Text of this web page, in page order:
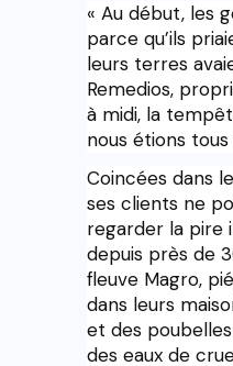
« Au début, les
parce qu’ils
leurs terres
Remedios,
à midi, la
nous étions
Coincées dans
ses clients ne
regarder la pire
depuis près de
fleuve Magro,
dans leurs
et des
des eaux de